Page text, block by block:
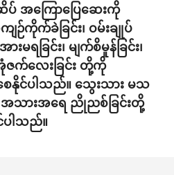
အကြောပြေဆေးကို
ဉ်ကိုက်ခဲခြင်း၊ ဝမ်းချုပ်
းမရခြင်း၊ မျက်စိမှုန်ခြင်း၊
အုံဇက်လေးခြင်း တို့ကို
နိုင်ပါသည်။ သွေးသား မသ
အသားအရေ ညိုညစ်ခြင်းတို့
ါသည်။